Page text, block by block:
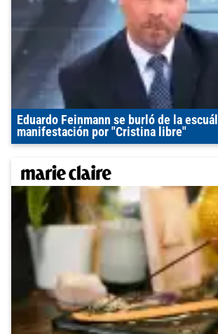
Eduardo Feinmann se burló de la
manifestación por "Cristina libre"